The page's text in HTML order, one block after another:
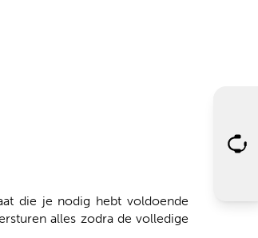
die je nodig hebt voldoende
alles zodra de volledige